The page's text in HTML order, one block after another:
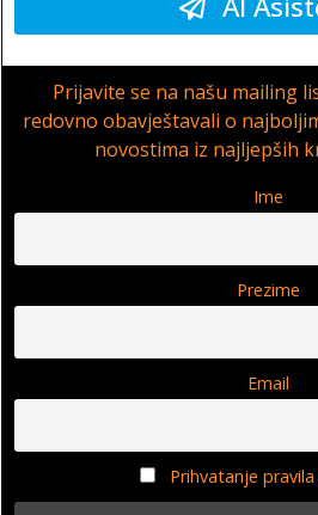
Prijavite se na našu mailing
redovno obavještavali o
novostima iz najljepših
Ime
Prezime
Email
Prihvatanje